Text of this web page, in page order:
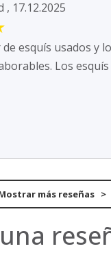
, 17.12.2025
esquís usados y
Los esquís
más reseñas >